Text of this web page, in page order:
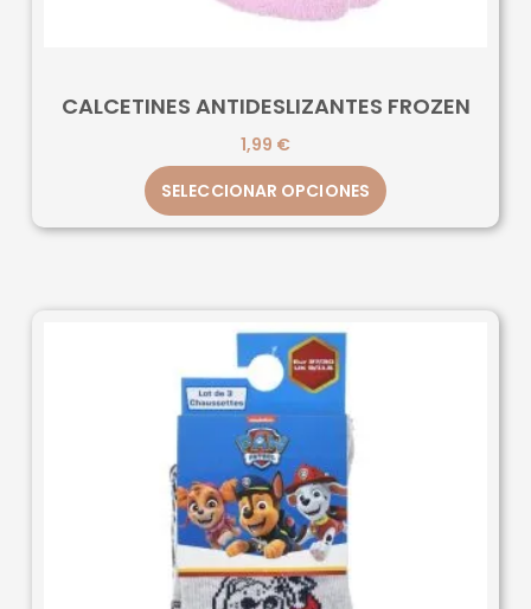
CALCETINES ANTIDESLIZANTES FROZEN
1,99 €
SELECCIONAR OPCIONES